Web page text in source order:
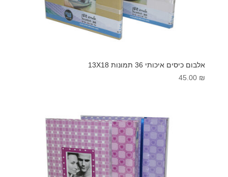
אלבום כיסים איכותי 36 תמונות 13X18
45.00 ₪